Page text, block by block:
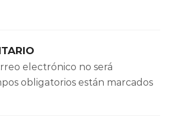
electrónico no será
obligatorios están marcados